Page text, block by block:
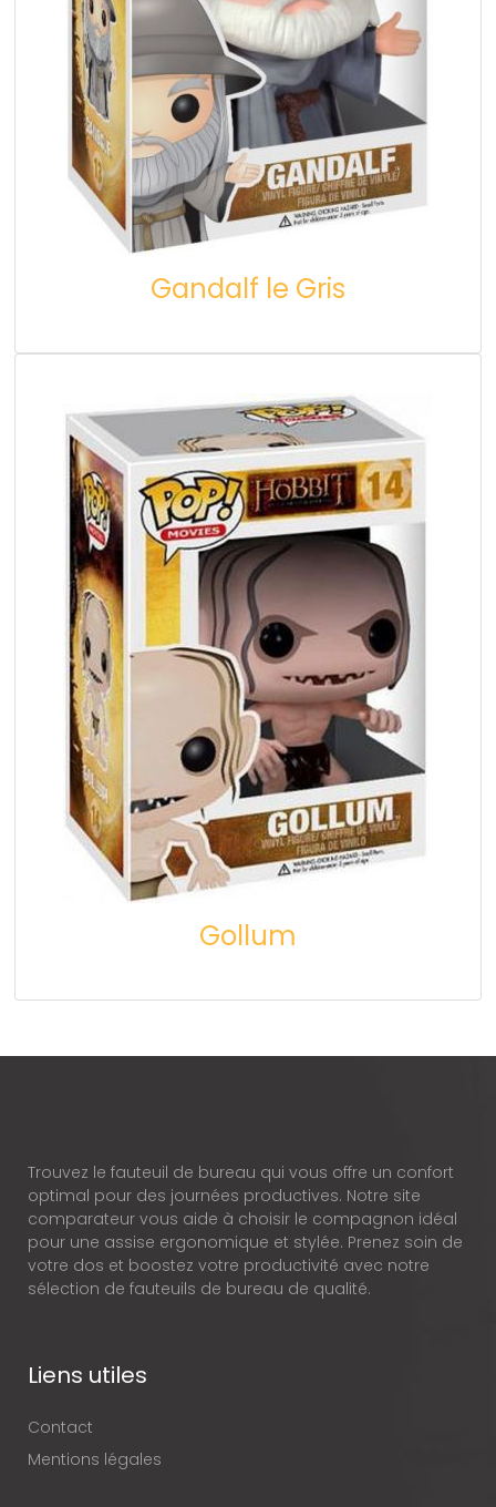
Gandalf le Gris
Gollum
Trouvez le fauteuil de bureau qui vous offre un confort
optimal pour des journées productives. Notre site
comparateur vous aide à choisir le compagnon idéal
pour une assise ergonomique et stylée. Prenez soin de
votre dos et boostez votre productivité avec notre
sélection de fauteuils de bureau de qualité.
Liens utiles
Contact
Mentions légales